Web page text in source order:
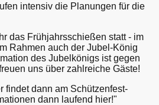
intensiv die Planungen für die
das Frühjahrsschießen statt - im
Rahmen auch der Jubel-König
des Jubelkönigs ist gegen
uns über zahlreiche Gäste!
findet dann am Schützenfest-
dann laufend hier!"